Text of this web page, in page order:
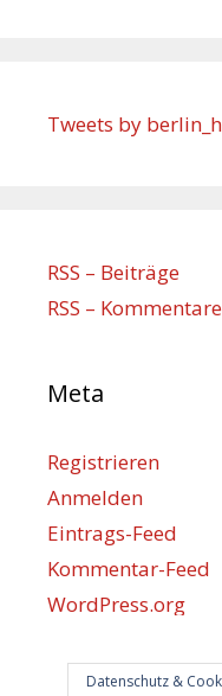
Datenschutz &
Tweets by
RSS – Beiträge
RSS – Kommentare
Meta
Registrieren
Anmelden
Eintrags-Feed
Kommentar-Feed
WordPress.org
Berlin hilft